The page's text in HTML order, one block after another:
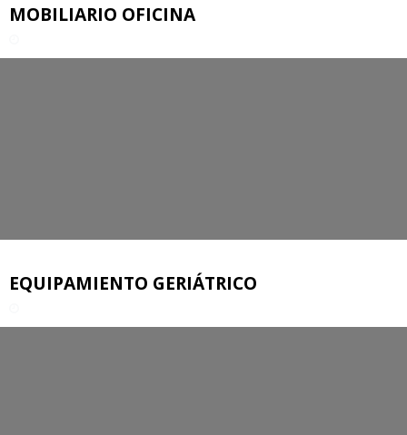
MOBILIARIO OFICINA
EQUIPAMIENTO GERIÁTRICO